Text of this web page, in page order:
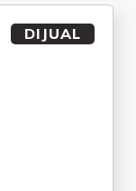
DIJUAL